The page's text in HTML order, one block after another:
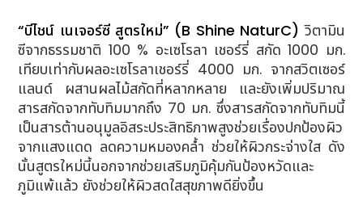
“บีไชน์ เนเจอร์ซี สูตรใหม่” (B Shine NaturC) วิตามิน
ซีจากธรรมชาติ 100 % อะเซโรลา เชอร์รี่ สกัด 1000 มก.
เทียบเท่ากับผลอะเซโรลาเชอร์รี่ 4000 มก. จากสวิตเซอร์
แลนด์ ผสานผลไม้สกัดที่หลากหลาย และยังเพิ่มปริมาณ
สารสกัดจากทับทิมมากถึง 70 มก. ซึ่งสารสกัดจากทับทิมนี้
เป็นสารต้านอนุมูลอิสระประสิทธิภาพสูงช่วยเรื่องปกป้องผิว
จากแสงแดด ลดความหมองคล้ำ ช่วยให้ผิวกระจ่างใส ดัง
นั้นสูตรใหม่นี้นอกจากช่วยเสริมภูมิคุ้มกันป้องหวัดและ
ภูมิแพ้แล้ว ยังช่วยให้ผิวสดใสสุขภาพดียิ่งขึ้น